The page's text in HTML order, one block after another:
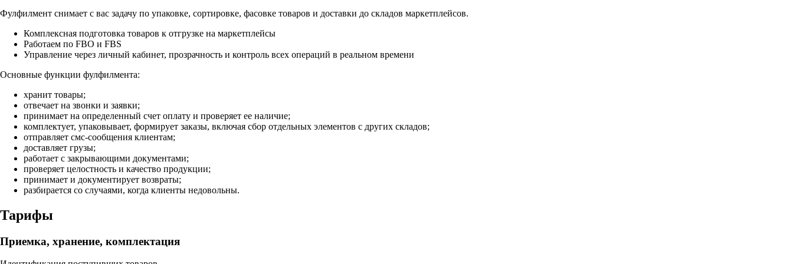
Фулфилмент снимает с вас задачу по упаковке, сортировке, фасовке товаров и доставки до складов маркетплейсов.
Комплексная подготовка товаров к отгрузке на маркетплейсы
Работаем по FBO и FBS
Управление через личный кабинет, прозрачность и контроль всех операций в реальном времени
Основные функции фулфилмента:
хранит товары;
отвечает на звонки и заявки;
принимает на определенный счет оплату и проверяет ее наличие;
комплектует, упаковывает, формирует заказы, включая сбор отдельных элементов с других складов;
отправляет смс-сообщения клиентам;
доставляет грузы;
работает с закрывающими документами;
проверяет целостность и качество продукции;
принимает и документирует возвраты;
разбирается со случаями, когда клиенты недовольны.
Тарифы
Приемка, хранение, комплектация